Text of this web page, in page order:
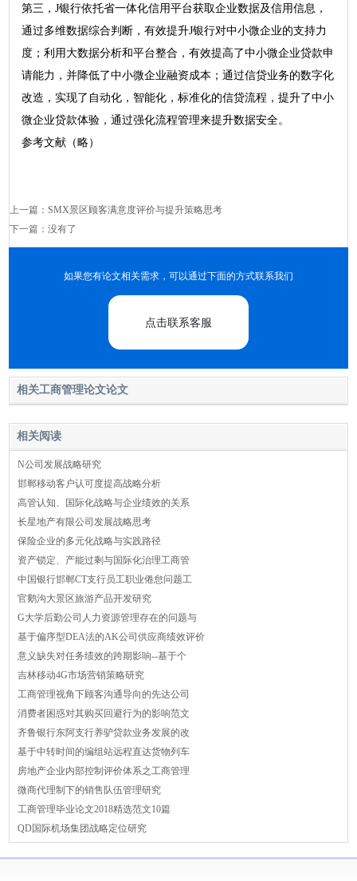
第三，J银行依托省一体化信用平台获取企业数据及信用信息，
通过多维数据综合判断，有效提升J银行对中小微企业的支持力
度；利用大数据分析和平台整合，有效提高了中小微企业贷款申
请能力，并降低了中小微企业融资成本；通过信贷业务的数字化
改造，实现了自动化，智能化，标准化的信贷流程，提升了中小
微企业贷款体验，通过强化流程管理来提升数据安全。
参考文献（略）
上一篇：SMX景区顾客满意度评价与提升策略思考
下一篇：没有了
如果您有论文相关需求，可以通过下面的方式联系我们
点击联系客服
相关工商管理论文论文
相关阅读
N公司发展战略研究
邯郸移动客户认可度提高战略分析
高管认知、国际化战略与企业绩效的关系
长星地产有限公司发展战略思考
保险企业的多元化战略与实践路径
资产锁定、产能过剩与国际化治理工商管
中国银行邯郸CT支行员工职业倦怠问题工
官鹅沟大景区旅游产品开发研究
G大学后勤公司人力资源管理存在的问题与
基于偏序型DEA法的AK公司供应商绩效评价
意义缺失对任务绩效的跨期影响--基于个
吉林移动4G市场营销策略研究
工商管理视角下顾客沟通导向的先达公司
消费者困惑对其购买回避行为的影响范文
齐鲁银行东阿支行养驴贷款业务发展的改
基于中转时间的编组站远程直达货物列车
房地产企业内部控制评价体系之工商管理
微商代理制下的销售队伍管理研究
工商管理毕业论文2018精选范文10篇
QD国际机场集团战略定位研究